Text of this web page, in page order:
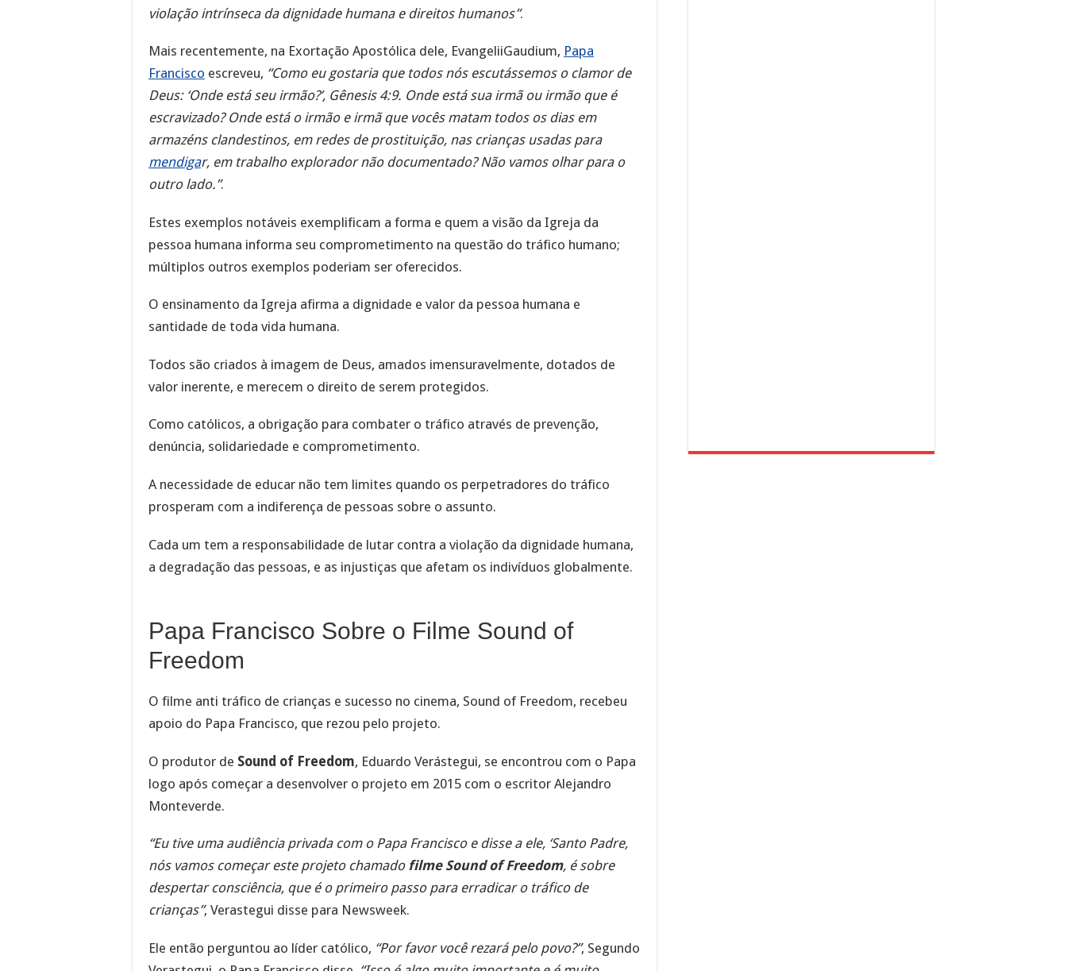
violação intrínseca da dignidade humana e direitos humanos”.
Mais recentemente, na Exortação Apostólica dele, EvangeliiGaudium, Papa
Francisco escreveu, “Como eu gostaria que todos nós escutássemos o clamor de
Deus: ‘Onde está seu irmão?’, Gênesis 4:9. Onde está sua irmã ou irmão que é
escravizado? Onde está o irmão e irmã que vocês matam todos os dias em
armazéns clandestinos, em redes de prostituição, nas crianças usadas para
mendigar, em trabalho explorador não documentado? Não vamos olhar para o
outro lado.”.
Estes exemplos notáveis exemplificam a forma e quem a visão da Igreja da
pessoa humana informa seu comprometimento na questão do tráfico humano;
múltiplos outros exemplos poderiam ser oferecidos.
O ensinamento da Igreja afirma a dignidade e valor da pessoa humana e
santidade de toda vida humana.
Todos são criados à imagem de Deus, amados imensuravelmente, dotados de
valor inerente, e merecem o direito de serem protegidos.
Como católicos, a obrigação para combater o tráfico através de prevenção,
denúncia, solidariedade e comprometimento.
A necessidade de educar não tem limites quando os perpetradores do tráfico
prosperam com a indiferença de pessoas sobre o assunto.
Cada um tem a responsabilidade de lutar contra a violação da dignidade humana,
a degradação das pessoas, e as injustiças que afetam os indivíduos globalmente.
Papa Francisco Sobre o Filme Sound of
Freedom
O filme anti tráfico de crianças e sucesso no cinema, Sound of Freedom, recebeu
apoio do Papa Francisco, que rezou pelo projeto.
O produtor de Sound of Freedom, Eduardo Verástegui, se encontrou com o Papa
logo após começar a desenvolver o projeto em 2015 com o escritor Alejandro
Monteverde.
“Eu tive uma audiência privada com o Papa Francisco e disse a ele, ‘Santo Padre,
nós vamos começar este projeto chamado filme Sound of Freedom, é sobre
despertar consciência, que é o primeiro passo para erradicar o tráfico de
crianças”, Verastegui disse para Newsweek.
Ele então perguntou ao líder católico, “Por favor você rezará pelo povo?”, Segundo